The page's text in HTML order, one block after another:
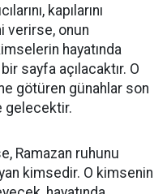
kapılarını
verirse, onun
hayatında
sayfa açılacaktır. O
götüren günahlar son
gelecektir.
Ramazan ruhunu
kimsedir. O kimsenin